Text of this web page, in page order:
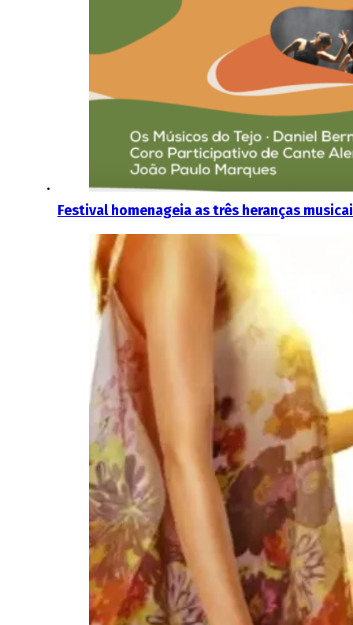
Festival homenageia as três heranças